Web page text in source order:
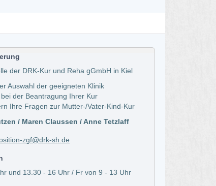
der DRK-Kur und Reha gGmbH in Kiel
Auswahl der geeigneten Klinik
der Beantragung Ihrer Kur
Ihre Fragen zur Mutter-/Vater-Kind-Kur
/ Maren Claussen / Anne Tetzlaff
zgf@drk-sh.de
und 13.30 - 16 Uhr / Fr von 9 - 13 Uhr